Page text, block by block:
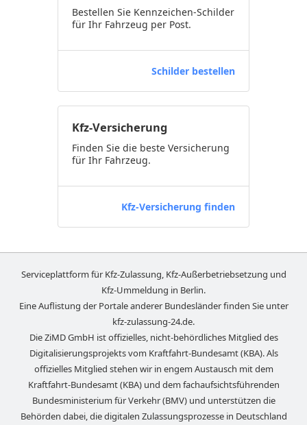
Bestellen Sie Kennzeichen-Schilder
für Ihr Fahrzeug per Post.
Schilder bestellen
Kfz-Versicherung
Finden Sie die beste Versicherung
für Ihr Fahrzeug.
Kfz-Versicherung finden
Serviceplattform für Kfz-Zulassung, Kfz-Außerbetriebsetzung und
Kfz-Ummeldung in Berlin.
Eine Auflistung der Portale anderer Bundesländer finden Sie unter
kfz-zulassung-24.de.
Die ZiMD GmbH ist offizielles, nicht-behördliches Mitglied des
Digitalisierungsprojekts vom Kraftfahrt-Bundesamt (KBA). Als
offizielles Mitglied stehen wir in engem Austausch mit dem
Kraftfahrt-Bundesamt (KBA) und dem fachaufsichtsführenden
Bundesministerium für Verkehr (BMV) und unterstützen die
Behörden dabei, die digitalen Zulassungsprozesse in Deutschland